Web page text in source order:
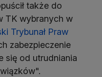
także do
TK wybranych w
Trybunał Praw
zabezpieczenie
się od utrudniania